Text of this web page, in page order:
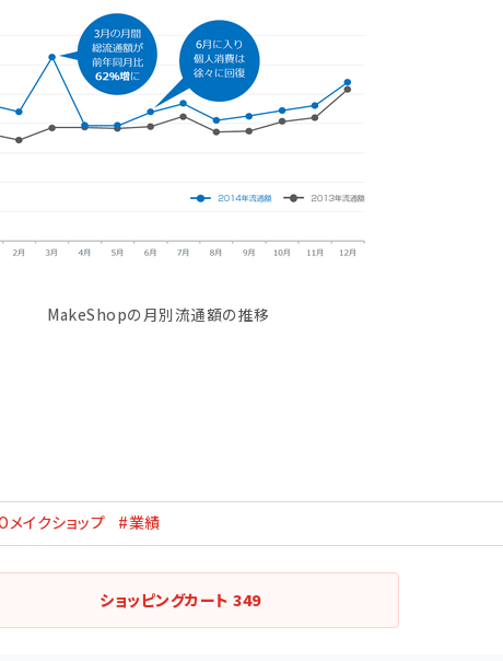
MakeShopの月別流通額の推移
メイクショップ #業績
ショッピングカート349